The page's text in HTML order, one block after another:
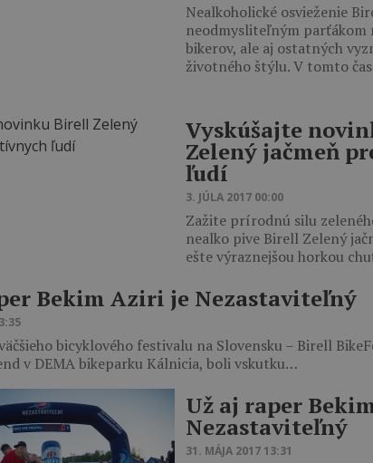
Nealkoholické osvieženie
neodmysliteľným parťákom
bikerov, ale aj ostatných
životného štýlu. V tomto
Vyskúšajte
Zelený jačmeň
ľudí
3. JÚLA 2017 00:00
Zažite prírodnú silu
nealko pive Birell Zelený
ešte výraznejšou horkou
Bekim Aziri je Nezastaviteľný
bicyklového festivalu na Slovensku – Birell
v DEMA bikeparku Kálnicia, boli vskutku…
Už aj raper
Nezastaviteľný
31. MÁJA 2017 13:31